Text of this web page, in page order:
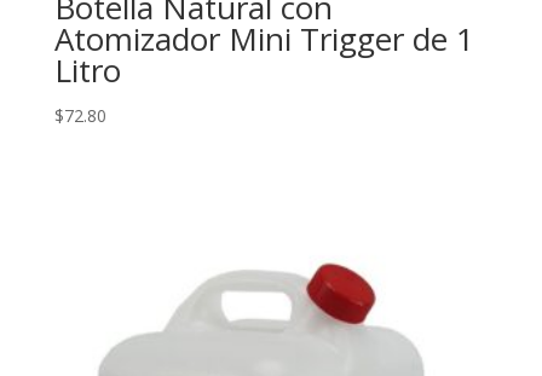
Atomizador Mini Trigger de 1
Litro
$72.80